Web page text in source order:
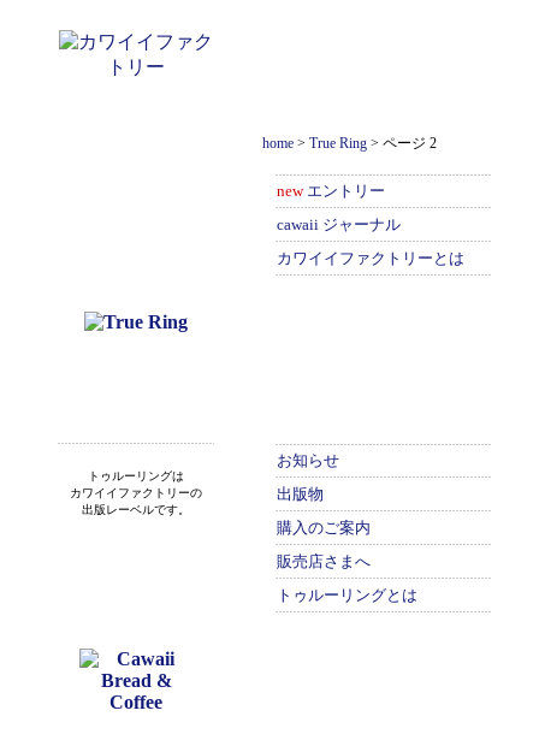
home > True Ring > ページ 2
newエントリー
cawaii ジャーナル
カワイイファクトリーとは
トゥルーリングは
カワイイファクトリーの
出版レーベルです。
お知らせ
出版物
購入のご案内
販売店さまへ
トゥルーリングとは